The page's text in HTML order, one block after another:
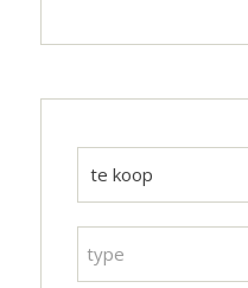
type